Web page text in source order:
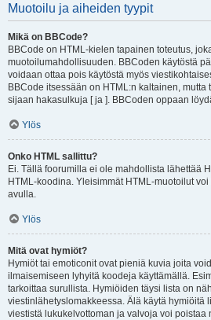
Muotoilu ja aiheiden tyypit
Mikä on BBCode?
BBCode on HTML-kielen tapainen toteutus,
muotoilumahdollisuuden. BBCoden käytöstä
voidaan ottaa pois käytöstä myös
BBCode itsessään on HTML:n kaltainen, mutta
sijaan hakasulkuja [ ja ]. BBCoden oppaan
Ylös
Onko HTML sallittu?
Ei. Tällä foorumilla ei ole mahdollista lähettää
HTML-koodina. Yleisimmät HTML-muotoilut
avulla.
Ylös
Mitä ovat hymiöt?
Hymiöt tai emoticonit ovat pieniä kuvia joita
ilmaisemiseen lyhyitä koodeja käyttämällä.
tarkoittaa surullista. Hymiöiden täysi lista on
viestinlähetyslomakkeessa. Älä käytä hymiöitä
viestistä lukukelvottoman ja valvoja voi poistaa